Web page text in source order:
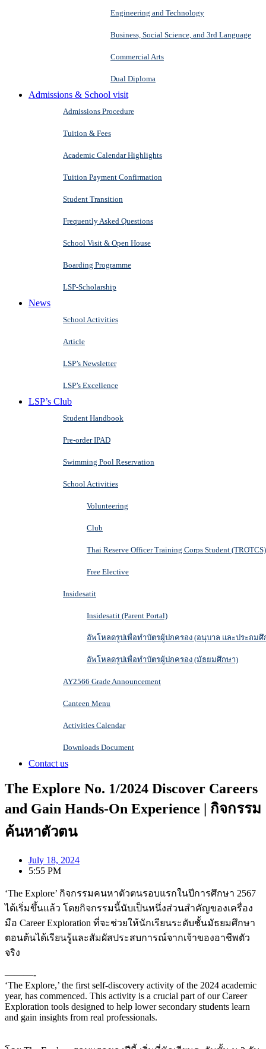
Engineering and Technology
Business, Social Science, and 3rd Language
Commercial Arts
Dual Diploma
Admissions & School visit
Admissions Procedure
Tuition & Fees
Academic Calendar Highlights
Tuition Payment Confirmation
Student Transition
Frequently Asked Questions
School Visit & Open House
Boarding Programme
LSP-Scholarship
News
School Activities
Article
LSP’s Newsletter
LSP’s Excellence
LSP’s Club
Student Handbook
Pre-order IPAD
Swimming Pool Reservation
School Activities
Volunteering
Club
Thai Reserve Officer Training Corps Student (TROTCS)
Free Elective
Insidesatit
Insidesatit (Parent Portal)
อัพโหลดรูปเพื่อทำบัตรผู้ปกครอง (อนุบาล และประถมศึ
อัพโหลดรูปเพื่อทำบัตรผู้ปกครอง (มัธยมศึกษา)
AY2566 Grade Announcement
Canteen Menu
Activities Calendar
Downloads Document
Contact us
The Explore No. 1/2024 Discover Careers
and Gain Hands-On Experience | กิจกรรม
ค้นหาตัวตน
July 18, 2024
5:55 PM
‘The Explore’ กิจกรรมคนหาตัวตนรอบแรกในปีการศึกษา 2567
ได้เริ่มขึ้นแล้ว โดยกิจกรรมนี้นับเป็นหนึ่งส่วนสำคัญของเครื่อง
มือ Career Exploration ที่จะช่วยให้นักเรียนระดับชั้นมัธยมศึกษา
ตอนต้นได้เรียนรู้และสัมผัสประสบการณ์จากเจ้าของอาชีพตัว
จริง
———-
‘The Explore,’ the first self-discovery activity of the 2024 academic
year, has commenced. This activity is a crucial part of our Career
Exploration tools designed to help lower secondary students learn
and gain insights from real professionals.